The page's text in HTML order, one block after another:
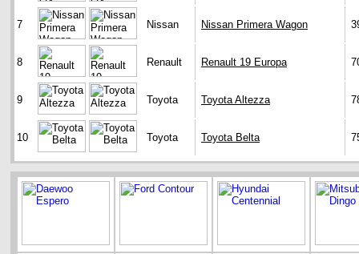
7 Nissan Nissan Primera Wagon
8 Renault Renault 19 Europa
9 Toyota Toyota Altezza
10 Toyota Toyota Belta